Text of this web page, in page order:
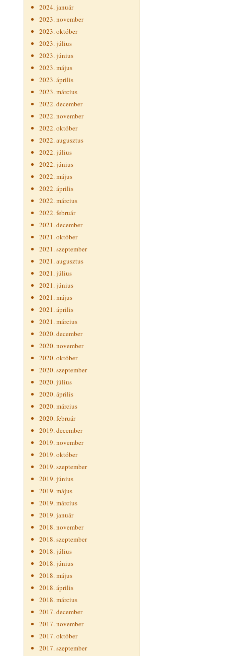
2024. január
2023. november
2023. október
2023. július
2023. június
2023. május
2023. április
2023. március
2022. december
2022. november
2022. október
2022. augusztus
2022. július
2022. június
2022. május
2022. április
2022. március
2022. február
2021. december
2021. október
2021. szeptember
2021. augusztus
2021. július
2021. június
2021. május
2021. április
2021. március
2020. december
2020. november
2020. október
2020. szeptember
2020. július
2020. április
2020. március
2020. február
2019. december
2019. november
2019. október
2019. szeptember
2019. június
2019. május
2019. március
2019. január
2018. november
2018. szeptember
2018. július
2018. június
2018. május
2018. április
2018. március
2017. december
2017. november
2017. október
2017. szeptember